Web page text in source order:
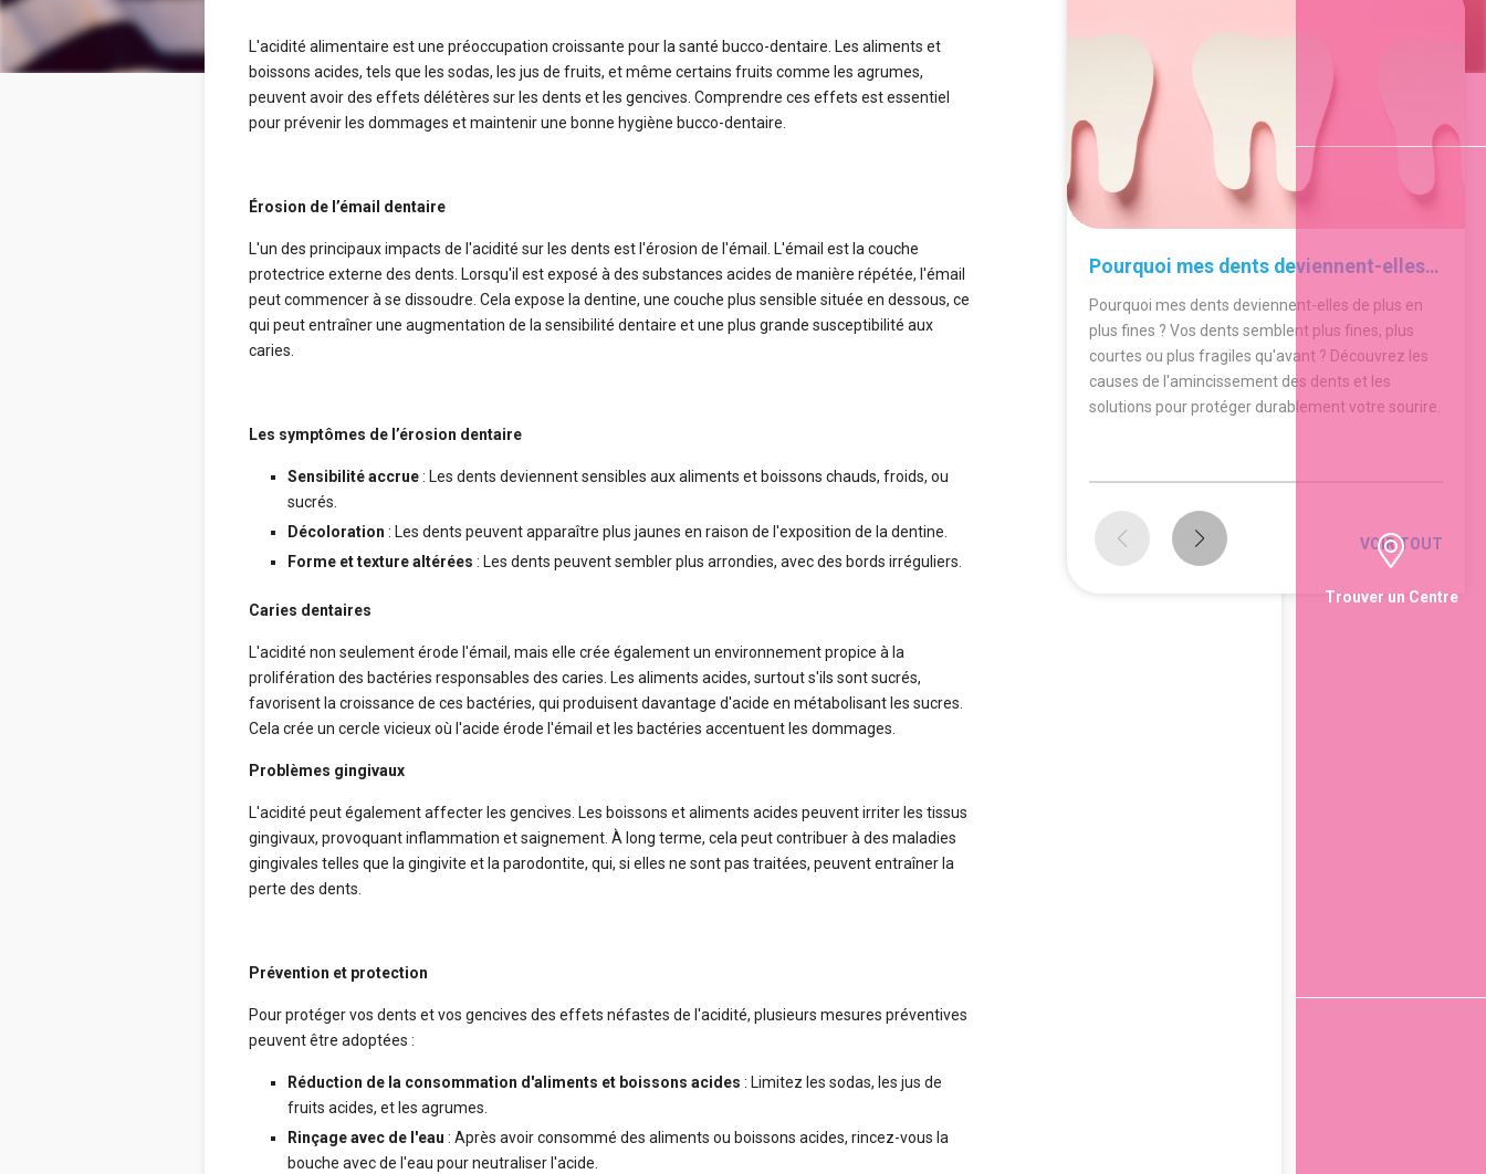
L'acidité alimentaire est une préoccupation croissante pour la santé bucco-dentaire. Les aliments et
boissons acides, tels que les sodas, les jus de fruits, et même certains fruits comme les agrumes,
peuvent avoir des effets délétères sur les dents et les gencives. Comprendre ces effets est essentiel
pour prévenir les dommages et maintenir une bonne hygiène bucco-dentaire.
Érosion de l’émail dentaire
L'un des principaux impacts de l'acidité sur les dents est l'érosion de l'émail. L'émail est la couche
protectrice externe des dents. Lorsqu'il est exposé à des substances acides de manière répétée, l'émail
peut commencer à se dissoudre. Cela expose la dentine, une couche plus sensible située en dessous, ce
qui peut entraîner une augmentation de la sensibilité dentaire et une plus grande susceptibilité aux
caries.
Les symptômes de l’érosion dentaire
Sensibilité accrue: Les dents deviennent sensibles aux aliments et boissons chauds, froids, ou
sucrés.
Décoloration : Les dents peuvent apparaître plus jaunes en raison de l'exposition de la dentine.
Forme et texture altérées : Les dents peuvent sembler plus arrondies, avec des bords irréguliers.
Caries dentaires
L'acidité non seulement érode l'émail, mais elle crée également un environnement propice à la
prolifération des bactéries responsables des caries. Les aliments acides, surtout s'ils sont sucrés,
favorisent la croissance de ces bactéries, qui produisent davantage d'acide en métabolisant les sucres.
Cela crée un cercle vicieux où l'acide érode l'émail et les bactéries accentuent les dommages.
Problèmes gingivaux
L'acidité peut également affecter les gencives. Les boissons et aliments acides peuvent irriter les tissus
gingivaux, provoquant inflammation et saignement. À long terme, cela peut contribuer à des maladies
gingivales telles que la gingivite et la parodontite, qui, si elles ne sont pas traitées, peuvent entraîner la
perte des dents.
Prévention et protection
Pour protéger vos dents et vos gencives des effets néfastes de l'acidité, plusieurs mesures préventives
peuvent être adoptées :
Réduction de la consommation d'aliments et boissons acides : Limitez les sodas, les jus de
fruits acides, et les agrumes.
Rinçage avec de l'eau : Après avoir consommé des aliments ou boissons acides, rincez-vous la
bouche avec de l'eau pour neutraliser l'acide.
30.06.2026
Pourquoi mes dents deviennent-elles de plus en plus fines ?
Pourquoi mes dents deviennent-elles de plus en
plus fines ? Vos dents semblent plus fines, plus
courtes ou plus fragiles qu'avant ? Découvrez les
causes de l'amincissement des dents et les
solutions pour protéger durablement votre sourire.
VOIR TOUT
Trouver un Centre